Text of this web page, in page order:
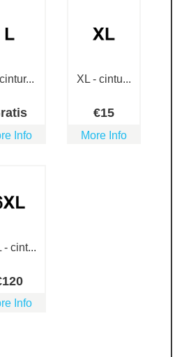
Info
XL - cintu...
€15
More Info
- cint...
120
Info